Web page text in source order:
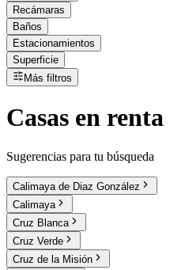
Recámaras
Baños
Estacionamientos
Superficie
Más filtros
Casas en renta
Sugerencias para tu búsqueda
Calimaya de Diaz González
Calimaya
Cruz Blanca
Cruz Verde
Cruz de la Misión